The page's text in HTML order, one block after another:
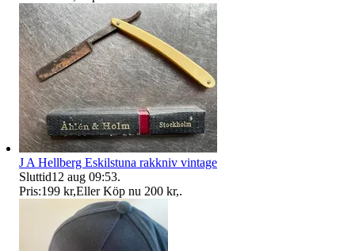
J A Hellberg Eskilstuna rakkniv vintage
Sluttid12 aug 09:53.
Pris:199 kr,Eller Köp nu 200 kr,.